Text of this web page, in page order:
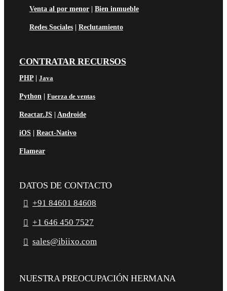
Venta al por menor| Bien inmueble
Redes Sociales| Reclutamiento
CONTRATAR RECURSOS
PHP| Java
Python| Fuerza de ventas
Reactar.JS| Androide
iOS| React-Nativo
Flamear
DATOS DE CONTACTO
+91 84601 84608
+1 646 450 7527
sales@ibiixo.com
NUESTRA PREOCUPACIÓN HERMANA